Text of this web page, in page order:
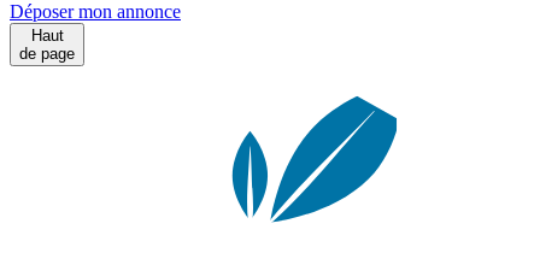
Déposer mon annonce
Haut
de page